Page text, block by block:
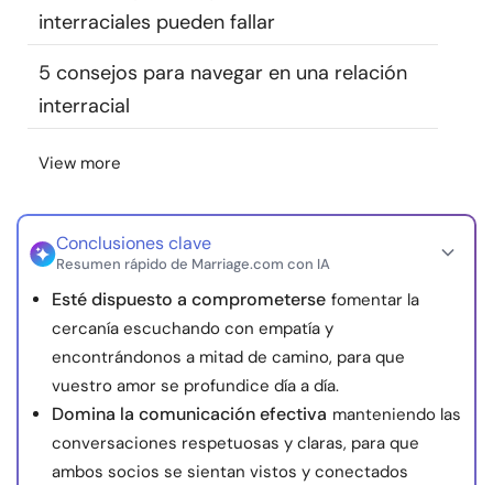
Idioma
Sobre nosotros Contáctanos Escríbenos
Publicidad con
nosotros
interraciales pueden fallar
5 consejos para navegar en una relación
interracial
View more
Conclusiones clave
Resumen rápido de Marriage.com con IA
Esté dispuesto a comprometerse fomentar la
cercanía escuchando con empatía y
encontrándonos a mitad de camino, para que
vuestro amor se profundice día a día.
Domina la comunicación efectiva manteniendo las
conversaciones respetuosas y claras, para que
ambos socios se sientan vistos y conectados